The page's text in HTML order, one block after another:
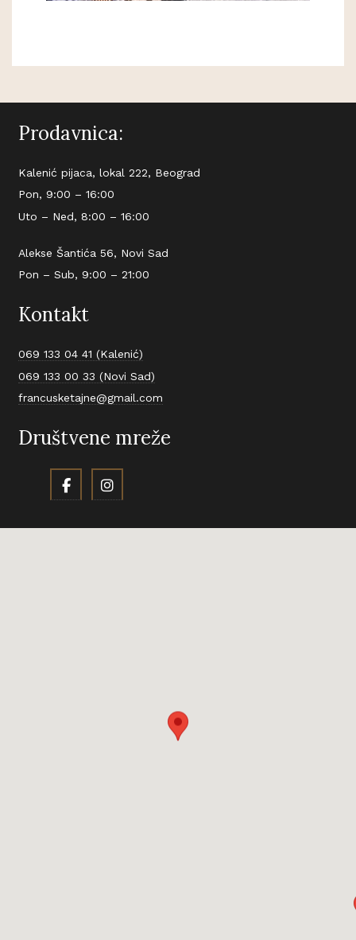
Prodavnica:
Kalenić pijaca, lokal 222, Beograd
Pon, 9:00 – 16:00
Uto – Ned, 8:00 – 16:00
Alekse Šantića 56, Novi Sad
Pon – Sub, 9:00 – 21:00
Kontakt
069 133 04 41 (Kalenić)
069 133 00 33 (Novi Sad)
francusketajne@gmail.com
Društvene mreže